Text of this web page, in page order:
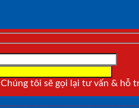
Chúng tôi sẽ gọi lại tư vấn & hỗ